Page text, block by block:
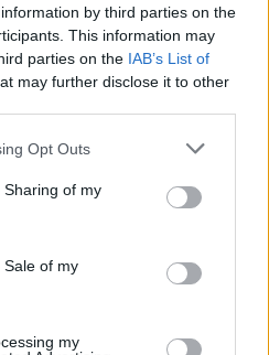
by third parties on the
This information may
parties on the IAB’s List of
may further disclose it to other
Opt Outs
of my
of my
my